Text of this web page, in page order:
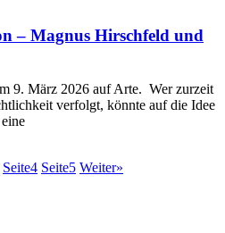
– Magnus Hirschfeld und
9. März 2026 auf Arte. Wer zurzeit
verfolgt, könnte auf die Idee
Seite4 Seite5 Weiter»